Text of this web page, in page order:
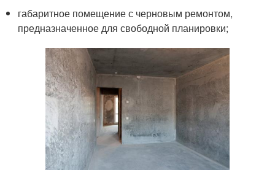
габаритное помещение с черновым ремонтом,
предназначенное для свободной планировки;